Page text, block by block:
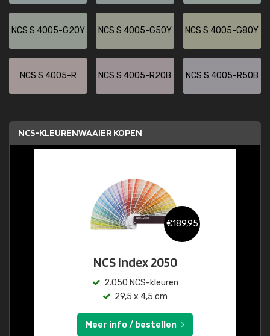
NCS S 4005-G20Y NCS S 4005-G50Y NCS S 4005-G80Y
NCS S 4005-R NCS S 4005-R20B NCS S 4005-R50B
NCS-KLEURENWAAIER KOPEN
€189,95
NCS Index 2050
2.050 NCS-kleuren
29,5 x 4,5 cm
Meer info / bestellen